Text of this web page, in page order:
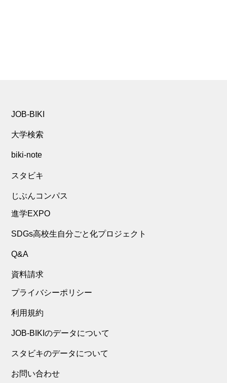
JOB-BIKI
大学検索
biki-note
スタビキ
じぶんコンパス
進学EXPO
SDGs高校生自分ごと化プロジェクト
Q&A
資料請求
プライバシーポリシー
利用規約
JOB-BIKIのデータについて
スタビキのデータについて
お問い合わせ